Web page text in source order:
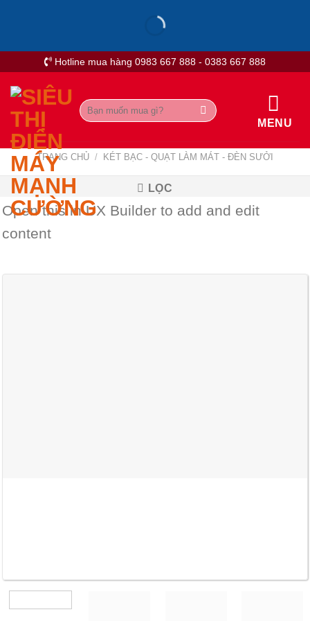
Hotline mua hàng 0983 667 888 - 0383 667 888
Tìm
kiếm:
MENU
TRANG CHỦ / KÉT BẠC - QUẠT LÀM MÁT - ĐÈN SƯỞI
LỌC
Open this in UX Builder to add and edit
content